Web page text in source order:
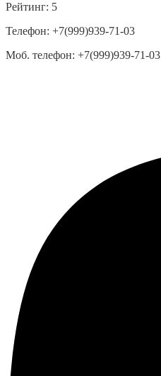
Рейтинг: 5
Телефон: +7(999)939-71-03
Моб. телефон: +7(999)939-71-03